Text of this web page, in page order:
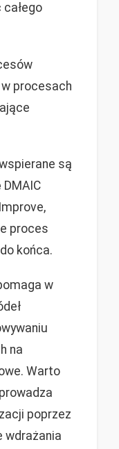
całego
procesach
są
proces
końca.
w
na
Warto
poprzez
wdrażania